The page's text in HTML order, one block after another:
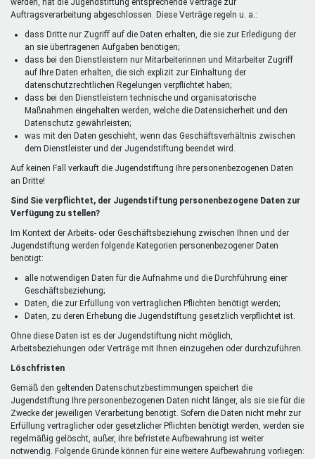
Auftragsverarbeitung abgeschlossen. Diese Verträge regeln u. a.:
dass Dritte nur Zugriff auf die Daten erhalten, die sie zur Erledigung der
an sie übertragenen Aufgaben benötigen;
dass bei den Dienstleistern nur Mitarbeiterinnen und Mitarbeiter Zugriff
auf Ihre Daten erhalten, die sich explizit zur Einhaltung der
datenschutzrechtlichen Regelungen verpflichtet haben;
dass bei den Dienstleistern technische und organisatorische
Maßnahmen eingehalten werden, welche die Datensicherheit und den
Datenschutz gewährleisten;
was mit den Daten geschieht, wenn das Geschäftsverhältnis zwischen
dem Dienstleister und der Jugendstiftung beendet wird.
Auf keinen Fall verkauft die Jugendstiftung Ihre personenbezogenen Daten
an Dritte!
Sind Sie verpflichtet, der Jugendstiftung personenbezogene Daten zur
Verfügung zu stellen?
Im Kontext der Arbeits- oder Geschäftsbeziehung zwischen Ihnen und der
Jugendstiftung werden folgende Kategorien personenbezogener Daten
benötigt:
alle notwendigen Daten für die Aufnahme und die Durchführung einer
Geschäftsbeziehung;
Daten, die zur Erfüllung von vertraglichen Pflichten benötigt werden;
Daten, zu deren Erhebung die Jugendstiftung gesetzlich verpflichtet ist.
Ohne diese Daten ist es der Jugendstiftung nicht möglich,
Arbeitsbeziehungen oder Verträge mit Ihnen einzugehen oder durchzuführen.
Löschfristen
Gemäß den geltenden Datenschutzbestimmungen speichert die
Jugendstiftung Ihre personenbezogenen Daten nicht länger, als sie sie für die
Zwecke der jeweiligen Verarbeitung benötigt. Sofern die Daten nicht mehr zur
Erfüllung vertraglicher oder gesetzlicher Pflichten benötigt werden, werden sie
regelmäßig gelöscht, außer, ihre befristete Aufbewahrung ist weiter
notwendig. Folgende Gründe können für eine weitere Aufbewahrung vorliegen: